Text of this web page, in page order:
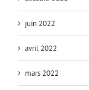
juin 2022
avril 2022
mars 2022